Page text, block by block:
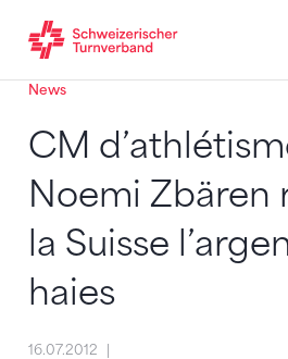
Zum Inhalt springen
Zur Sitemap navigieren
Zum Navigieren dieser Seite
News
CM
Noemi Zbären
la Suisse
haies
16.07.2012